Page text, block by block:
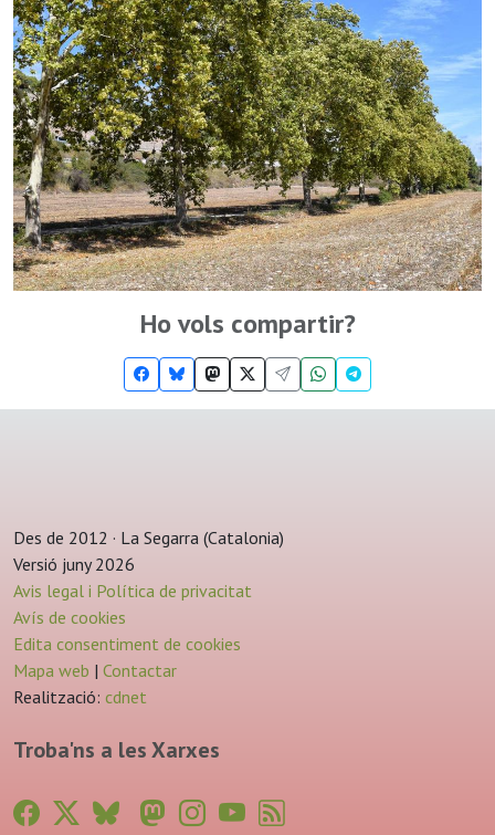
Ho vols compartir?
Des de 2012 · La Segarra (Catalonia)
Versió juny 2026
Avis legal i Política de privacitat
Avís de cookies
Edita consentiment de cookies
Mapa web | Contactar
Realització: cdnet
Troba'ns a les Xarxes